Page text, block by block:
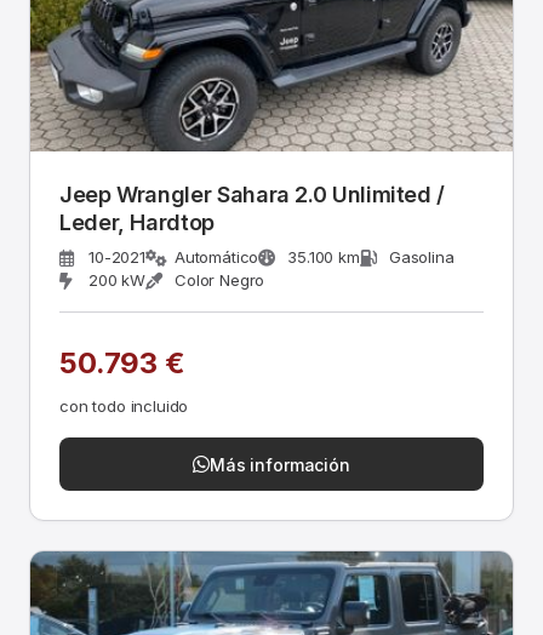
Jeep Wrangler Sahara 2.0 Unlimited /
Leder, Hardtop
10-2021 Automático 35.100 km
Gasolina
200 kW
Color Negro
50.793 €
con todo incluido
Más información